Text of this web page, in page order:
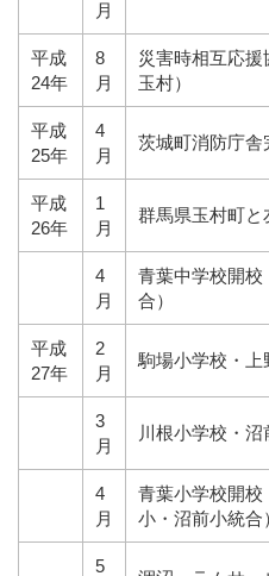
月
平成
24年
8
月
災害時相互応
玉村）
平成
25年
4
月
茨城町消防庁舎
平成
26年
1
月
群馬県玉村町と
4
月
青葉中学校開校
合）
平成
27年
2
月
駒場小学校・上
3
月
川根小学校・
4
月
青葉小学校開校
小・沼前小統合
5